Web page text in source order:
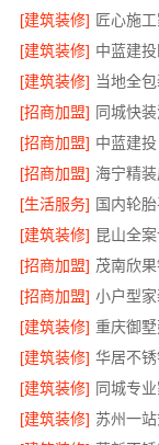
[建筑装修] 匠心施
[建筑装修] 中蓝建
[建筑装修] 当地全
[招商加盟] 同城快
[招商加盟]
[招商加盟]
[生活服务]
[建筑装修]
[招商加盟] 茂南欣
[招商加盟] 小户型
[建筑装修] 重庆御
[建筑装修] 华居不
[建筑装修]
[建筑装修]